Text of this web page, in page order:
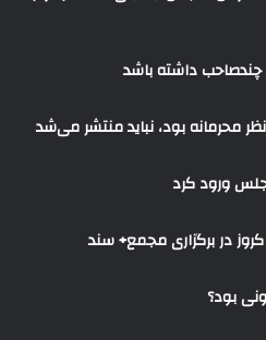
داشته باشد
محرمانه بود، نباید منتشر می‌شد
ورود کرد
در برگزاری مجمع+ سند
بود؟